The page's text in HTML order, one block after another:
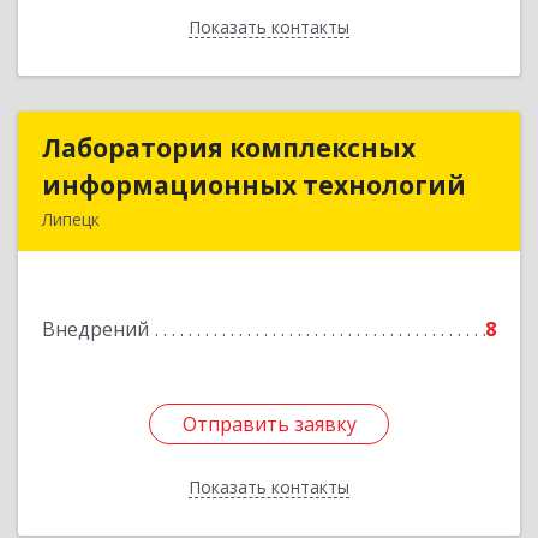
Показать контакты
Назад
Лаборатория комплексных
информационных технологий
Липецк
Внедрений 8
Отправить заявку
Показать контакты
Лаборатория комплексных
информационных технологий
Подробнее
Отправить заявку
Назад